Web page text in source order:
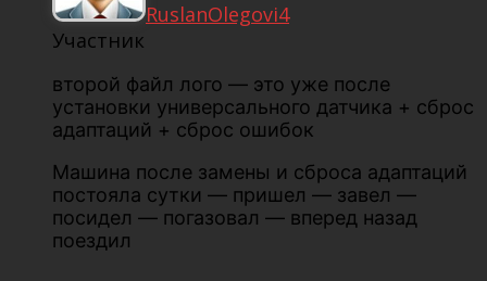
RuslanOlegovi4
Участник
второй файл лого — это уже после
установки универсального датчика + сброс
адаптаций + сброс ошибок
Машина после замены и сброса адаптаций
постояла сутки — пришел — завел —
посидел — погазовал — вперед назад
поездил